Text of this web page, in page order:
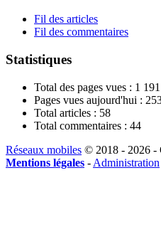
Fil des articles
Fil des commentaires
Statistiques
Total des pages vues : 1
Pages vues aujourd'hui :
Total articles : 58
Total commentaires : 44
Réseaux mobiles © 2018 - 2026 -
Mentions légales - Administration